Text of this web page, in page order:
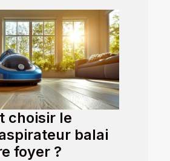
choisir le
balai
foyer ?